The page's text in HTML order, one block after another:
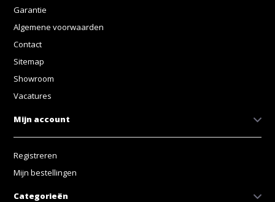
Garantie
Algemene voorwaarden
Contact
Sitemap
Showroom
Vacatures
Mijn account
Registreren
Mijn bestellingen
Categorieën